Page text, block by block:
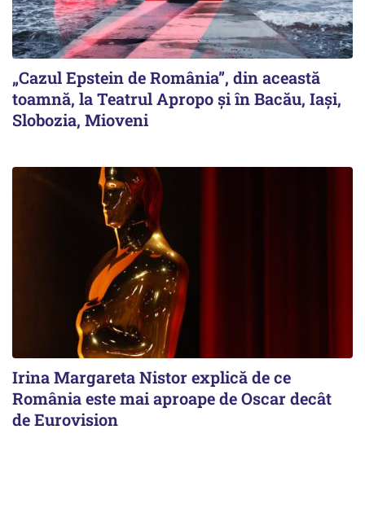
„Cazul Epstein de România”, din această
toamnă, la Teatrul Apropo și în Bacău, Iași,
Slobozia, Mioveni
Irina Margareta Nistor explică de ce
România este mai aproape de Oscar decât
de Eurovision